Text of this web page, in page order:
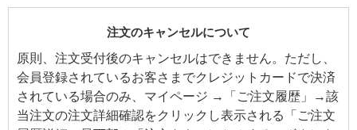
注文のキャンセルについて
原則、注文受付後のキャンセルはできません。ただし、
会員登録されているお客さまでクレジットカードで決済
されている場合のみ、マイページ →「ご注文履歴」→該
当注文の注文詳細確認をクリックし表示される「ご注文